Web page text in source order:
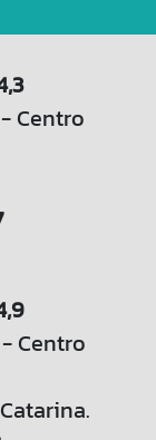
Centro
Centro